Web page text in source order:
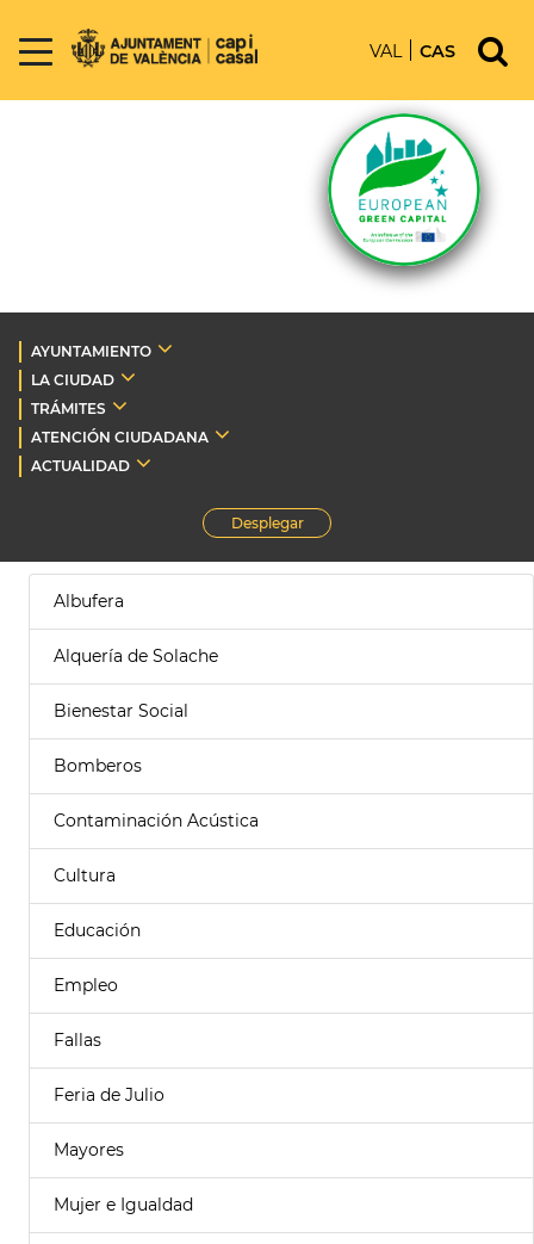
VAL CAS
AYUNTAMIENTO
LA CIUDAD
TRÁMITES
ATENCIÓN CIUDADANA
ACTUALIDAD
Desplegar
Albufera
Alquería de Solache
Bienestar Social
Bomberos
Contaminación Acústica
Cultura
Educación
Empleo
Fallas
Feria de Julio
Mayores
Mujer e Igualdad